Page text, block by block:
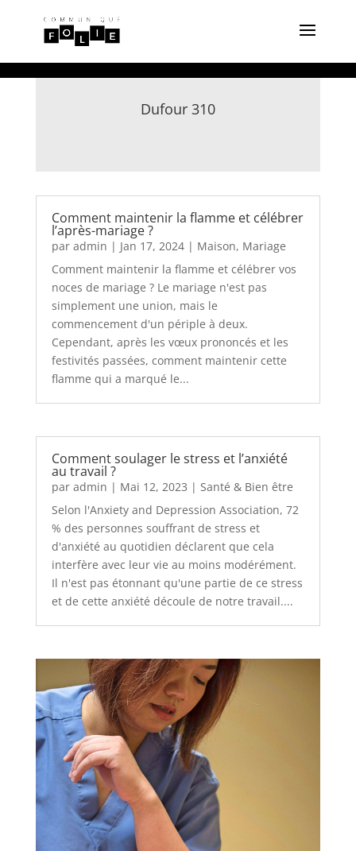
Dufour 310
Comment maintenir la flamme et célébrer
l’après-mariage ?
par admin | Jan 17, 2024| Maison, Mariage
Comment maintenir la flamme et célébrer vos
noces de mariage ? Le mariage n'est pas
simplement une union, mais le
commencement d'un périple à deux.
Cependant, après les vœux prononcés et les
festivités passées, comment maintenir cette
flamme qui a marqué le...
Comment soulager le stress et l’anxiété
au travail ?
par admin | Mai 12, 2023 | Santé & Bien être
Selon l'Anxiety and Depression Association, 72
% des personnes souffrant de stress et
d'anxiété au quotidien déclarent que cela
interfère avec leur vie au moins modérément.
Il n'est pas étonnant qu'une partie de ce stress
et de cette anxiété découle de notre travail....